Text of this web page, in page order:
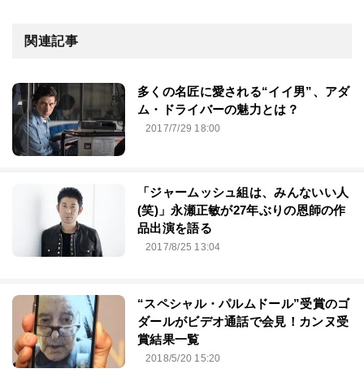
関連記事
多くの名匠に愛される“イイ男”、アダ
ム・ドライバーの魅力とは？
2017/7/29 18:00
「ジャームッシュ組は、みんないい人
(笑)」永瀬正敏が27年ぶりの恩師の作
品出演を語る
2017/8/25 13:04
“スペシャル・パルムドール”受賞のゴ
ダールがビデオ通話で会見！カンヌ受
賞結果一覧
2018/5/20 15:20